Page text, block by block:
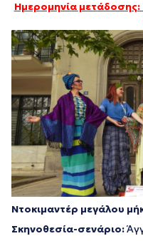
Ημερομηνία
Ντοκιμαντέρ μεγάλου
Σκηνοθεσία-σενάριο: